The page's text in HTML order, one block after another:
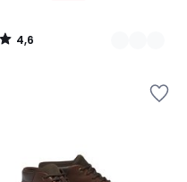
4,6
/